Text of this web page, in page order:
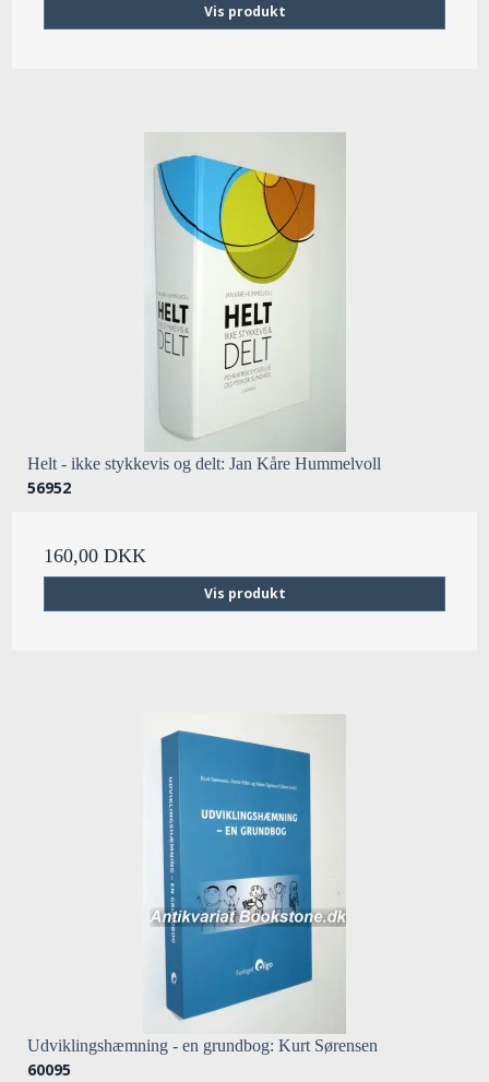
Vis produkt
Helt - ikke stykkevis og delt: Jan Kåre Hummelvoll
56952
160,00 DKK
Vis produkt
Udviklingshæmning - en grundbog: Kurt Sørensen
60095